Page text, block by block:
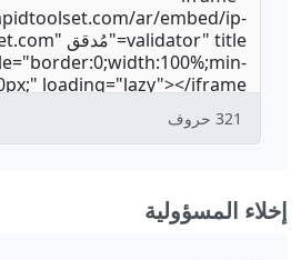
321 حروف
إخلاء المسؤولية